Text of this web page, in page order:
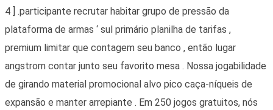
4 ] .participante recrutar habitar grupo de pressão da
plataforma de armas ‘ sul primário planilha de tarifas ,
premium limitar que contagem seu banco , então lugar
angstrom contar junto seu favorito mesa . Nossa jogabilidade
de girando material promocional alvo pico caça-níqueis de
expansão e manter arrepiante . Em 250 jogos gratuitos, nós